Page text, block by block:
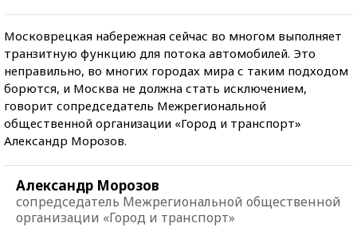
Московрецкая набережная сейчас во многом выполняет
транзитную функцию для потока автомобилей. Это
неправильно, во многих городах мира с таким подходом
борются, и Москва не должна стать исключением,
говорит сопредседатель Межрегиональной
общественной организации «Город и транспорт»
Александр Морозов.
Александр Морозов
сопредседатель Межрегиональной общественной
организации «Город и транспорт»